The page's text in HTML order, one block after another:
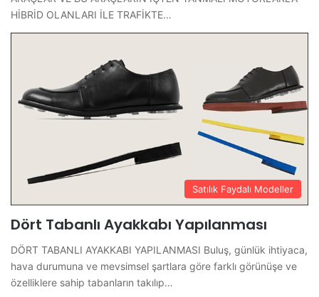
HİBRİD OLANLARI İLE TRAFİKTE…
Satılık Faydalı Modeller
Dört Tabanlı Ayakkabı Yapılanması
DÖRT TABANLI AYAKKABI YAPILANMASI Buluş, günlük ihtiyaca,
hava durumuna ve mevsimsel şartlara göre farklı görünüşe ve
özelliklere sahip tabanların takılıp…